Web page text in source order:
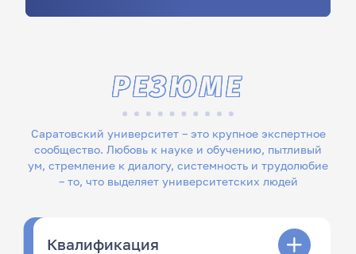
Саратовский университет – это крупное экспертное
сообщество. Любовь к науке и обучению, пытливый
ум, стремление к диалогу, системность и трудолюбие
– то, что выделяет университетских людей
РЕЗЮМЕ
Квалификация